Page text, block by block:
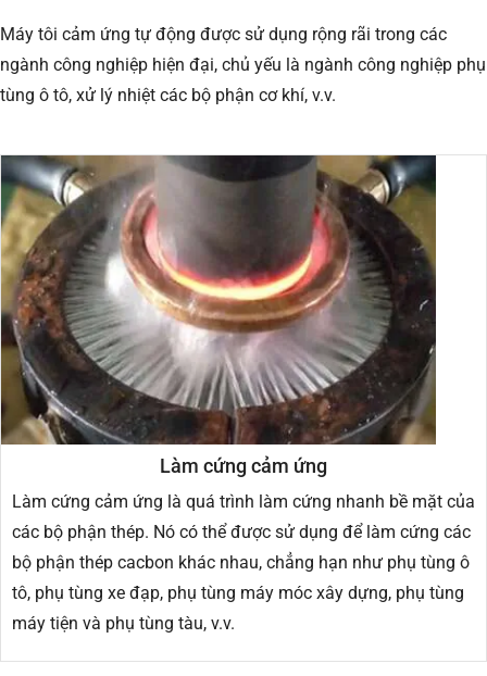
Máy tôi cảm ứng tự động được sử dụng rộng rãi trong các
ngành công nghiệp hiện đại, chủ yếu là ngành công nghiệp phụ
tùng ô tô, xử lý nhiệt các bộ phận cơ khí, v.v.
Làm cứng cảm ứng
Làm cứng cảm ứng là quá trình làm cứng nhanh bề mặt của
các bộ phận thép. Nó có thể được sử dụng để làm cứng các
bộ phận thép cacbon khác nhau, chẳng hạn như phụ tùng ô
tô, phụ tùng xe đạp, phụ tùng máy móc xây dựng, phụ tùng
máy tiện và phụ tùng tàu, v.v.